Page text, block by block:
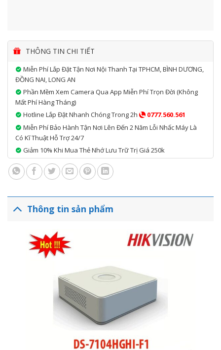
THÔNG TIN CHI TIẾT
Miễn Phí Lắp Đặt Tận Nơi Nội Thanh Tại TPHCM, BÌNH DƯƠNG,
ĐỒNG NAI, LONG AN
Phần Mềm Xem Camera Qua App Miễn Phí Trọn Đời (không
Mất Phí Hàng Tháng)
Hotline Lắp Đặt Nhanh Chóng Trong 2h
0777.560.561
Miễn Phí Bảo Hành Tận Nơi Lên Đến 2 Năm Lỗi Nhấc Máy Là
Có Kĩ Thuật Hỗ Trợ 24/7
Giảm 10% Khi Mua Thẻ Nhớ Lưu Trữ Trị Giá 250k
Thông tin sản phẩm